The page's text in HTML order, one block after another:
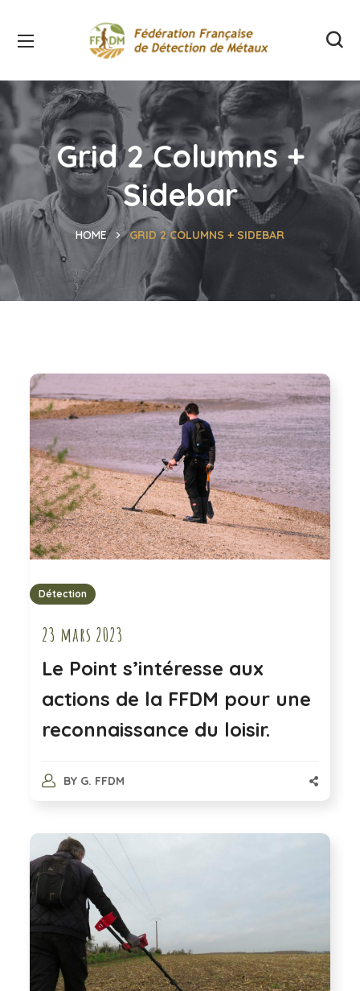
Grid 2 Columns +
Sidebar
HOME GRID 2 COLUMNS + SIDEBAR
Détection
23 mars 2023
Le Point s’intéresse aux
actions de la FFDM pour une
reconnaissance du loisir.
BY G. FFDM